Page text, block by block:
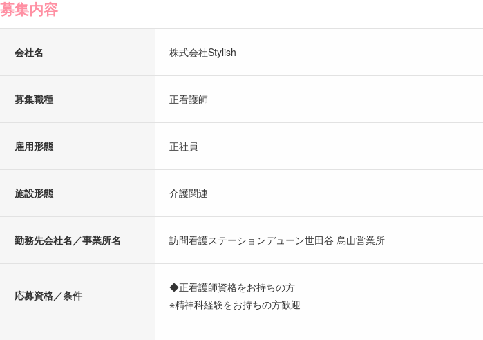
募集内容
会社名 株式会社Stylish
募集職種 正看護師
雇用形態 正社員
施設形態 介護関連
勤務先会社名／事業所名 訪問看護ステーションデューン世田谷 烏山営業所
応募資格／条件
◆正看護師資格をお持ちの方
※精神科経験をお持ちの方歓迎